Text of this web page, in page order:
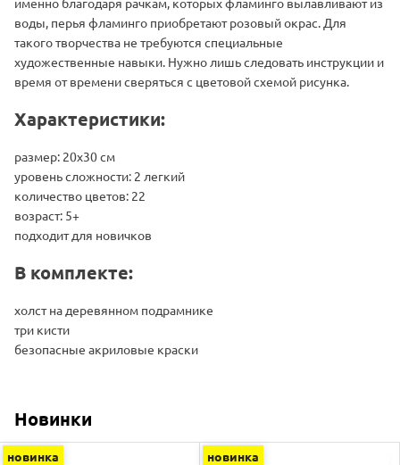
воды, перья фламинго приобретают розовый окрас. Для
такого творчества не требуются специальные
художественные навыки. Нужно лишь следовать инструкции и
время от времени сверяться с цветовой схемой рисунка.
Характеристики:
размер: 20х30 см
уровень сложности: 2 легкий
количество цветов: 22
возраст: 5+
подходит для новичков
В комплекте:
холст на деревянном подрамнике
три кисти
безопасные акриловые краски
Новинки
новинка новинка